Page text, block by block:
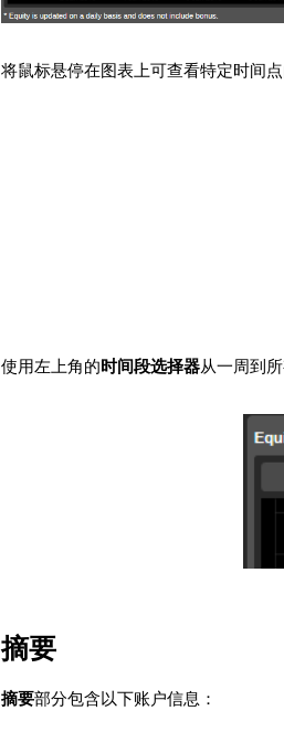
将鼠标悬停在图表上可查看特定时间
使用左上角的时间段选择器从一周到
摘要
摘要部分包含以下账户信息：